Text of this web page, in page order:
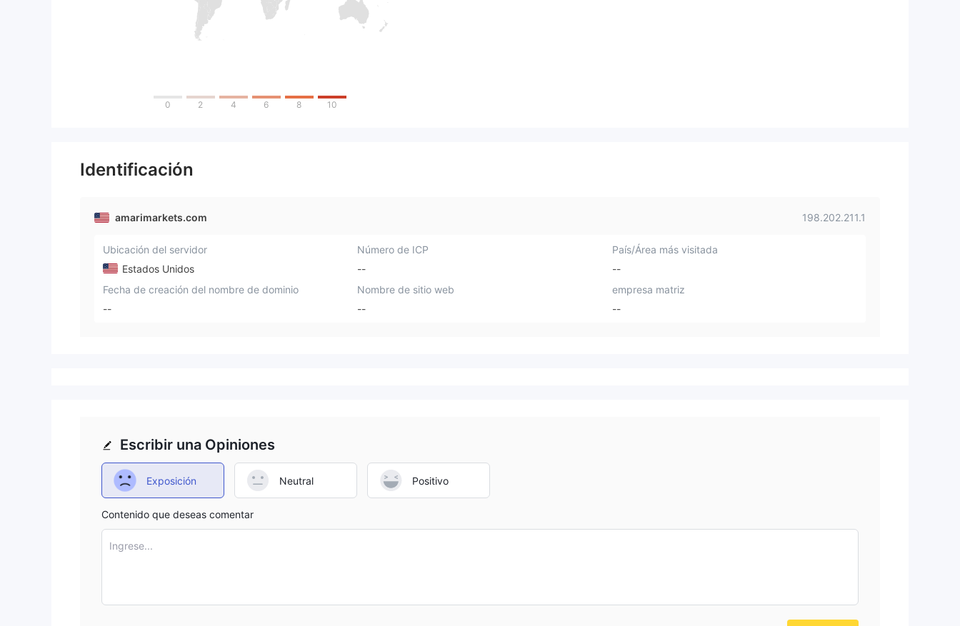
0 2 4 6 8 10
Identificación
amarimarkets.com 198.202.211.1
Ubicación del servidor
Estados Unidos
Número de ICP
--
País/Área más visitada
--
Fecha de creación del nombre de dominio
--
Nombre de sitio web
--
empresa matriz
--
Escribir una Opiniones
Exposición Neutral Positivo
Contenido que deseas comentar
Ingrese...